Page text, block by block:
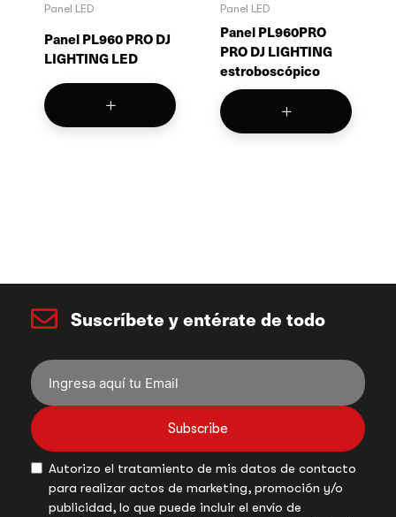
Panel LED
Panel PL960 PRO DJ
LIGHTING LED
Panel LED
Panel PL960PRO
PRO DJ LIGHTING
estroboscópico
Suscríbete y entérate de todo
Subscribe
Autorizo el tratamiento de mis datos de contacto
para realizar actos de marketing, promoción y/o
publicidad, lo que puede incluir el envío de